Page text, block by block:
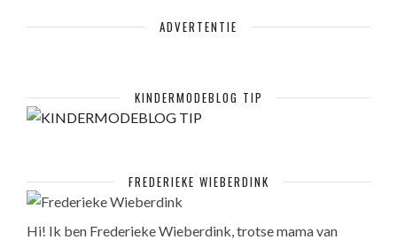
ADVERTENTIE
KINDERMODEBLOG TIP
FREDERIEKE WIEBERDINK
Hi! Ik ben Frederieke Wieberdink, trotse mama van